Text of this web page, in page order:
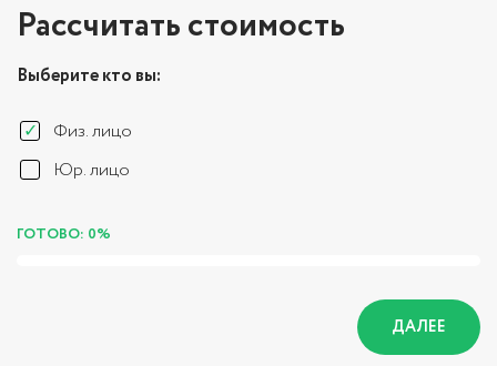
Рассчитать стоимость
Выберите кто вы:
Физ. лицо
Юр. лицо
ГОТОВО: 0%
ДАЛЕЕ